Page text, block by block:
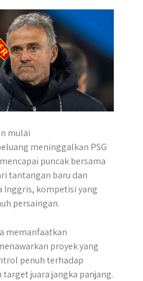
mulai
meninggalkan PSG
puncak bersama
tantangan baru dan
kompetisi yang
persaingan.
memanfaatkan
proyek yang
penuh terhadap
juara jangka panjang.